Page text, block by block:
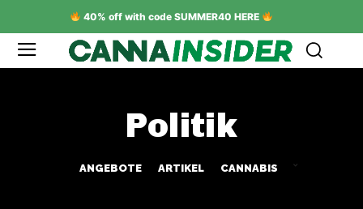
40% off with code SUMMER40 HERE
Politik
ANGEBOTE ARTIKEL CANNABIS